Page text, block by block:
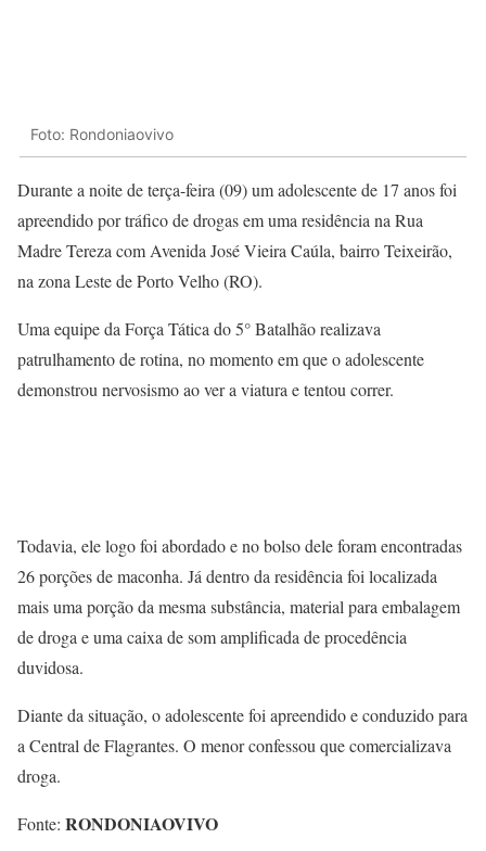
Foto: Rondoniaovivo
Durante a noite de terça-feira (09) um adolescente de 17 anos foi
apreendido por tráfico de drogas em uma residência na Rua
Madre Tereza com Avenida José Vieira Caúla, bairro Teixeirão,
na zona Leste de Porto Velho (RO).
Uma equipe da Força Tática do 5° Batalhão realizava
patrulhamento de rotina, no momento em que o adolescente
demonstrou nervosismo ao ver a viatura e tentou correr.
Todavia, ele logo foi abordado e no bolso dele foram encontradas
26 porções de maconha. Já dentro da residência foi localizada
mais uma porção da mesma substância, material para embalagem
de droga e uma caixa de som amplificada de procedência
duvidosa.
Diante da situação, o adolescente foi apreendido e conduzido para
a Central de Flagrantes. O menor confessou que comercializava
droga.
Fonte: RONDONIAOVIVO